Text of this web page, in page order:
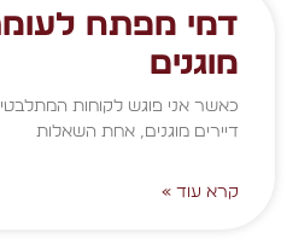
דמי מפתח
מוגנים
כאשר אני פוגש לקוחות
דיירים מוגנים, אחת השאלות
קרא עוד »